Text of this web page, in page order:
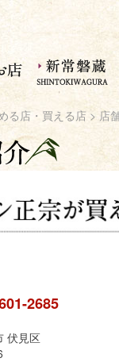
る店・買える店 > 店
2685
伏見区